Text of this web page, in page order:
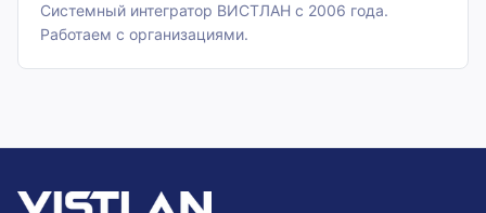
Системный интегратор ВИСТЛАН с 2006 года.
Работаем с организациями.